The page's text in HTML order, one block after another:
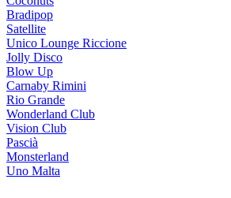
Bradipop
Satellite
Unico Lounge Riccione
Jolly Disco
Blow Up
Carnaby Rimini
Rio Grande
Wonderland Club
Vision Club
Pascià
Monsterland
Uno Malta